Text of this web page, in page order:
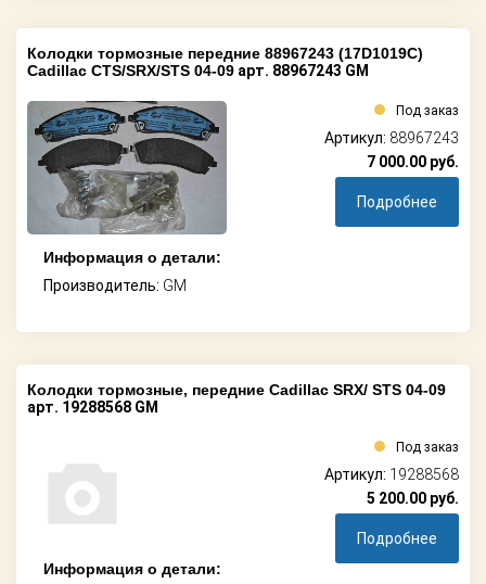
Колодки тормозные передние 88967243 (17D1019C)
Cadillac CTS/SRX/STS 04-09 арт. 88967243 GM
Информация о детали:
Производитель: GM
Под заказ
Артикул: 88967243
7 000.00 руб.
Подробнее
Колодки тормозные, передние Cadillac SRX/ STS 04-09
арт. 19288568 GM
Информация о детали:
Под заказ
Артикул: 19288568
5 200.00 руб.
Подробнее